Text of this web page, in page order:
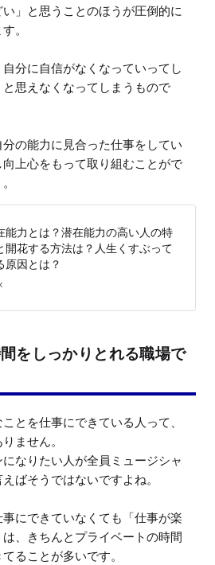
」と思うことのほうが圧倒的に
。
分に自信がなくなっていってし
思えなくなってしまうもので
の能力に見合った仕事をしてい
上心をもって取り組むことがで
能力とは？潜在能力の高い人の特
開花する方法は？人生くすぶって
原因とは？
をしっかりとれる職場で
とを仕事にできている人って、
ません。
なりたい人が全員ミュージシャ
ばそうではないですよね。
にできていなくても「仕事が楽
、きちんとプライベートの時間
ることが多いです。